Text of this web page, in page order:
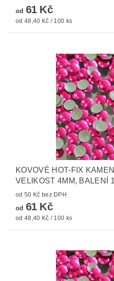
od 61 Kč
od 48,40 Kč / 100 ks
KOVOVÉ HOT-FIX
VELIKOST 4MM, BALENÍ
od 50 Kč bez DPH
od 61 Kč
od 48,40 Kč / 100 ks